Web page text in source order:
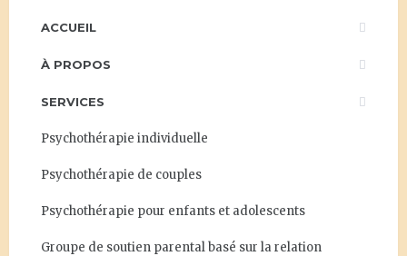
ACCUEIL
À PROPOS
SERVICES
Psychothérapie individuelle
Psychothérapie de couples
Psychothérapie pour enfants et adolescents
Groupe de soutien parental basé sur la relation